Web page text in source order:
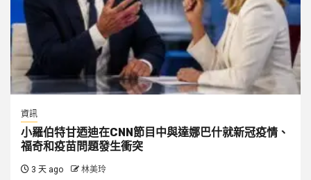
資訊
小羅伯特甘迺迪在CNN節目中與達娜巴什就新冠疫情、
福奇和疫苗問題發生衝突
3 天 ago 林美玲